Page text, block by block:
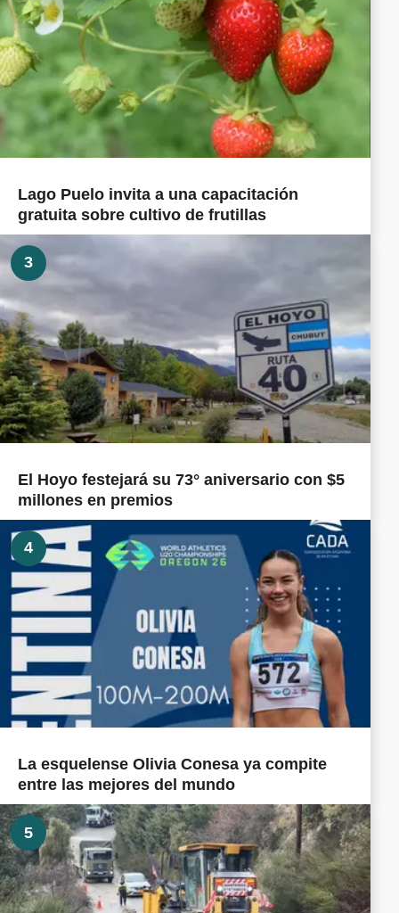
Lago Puelo invita a una capacitación
gratuita sobre cultivo de frutillas
3
El Hoyo festejará su 73° aniversario con $5
millones en premios
4
La esquelense Olivia Conesa ya compite
entre las mejores del mundo
5